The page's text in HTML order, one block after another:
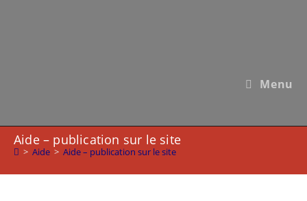
Menu
Aide – publication sur le site
> Aide > Aide – publication sur le site